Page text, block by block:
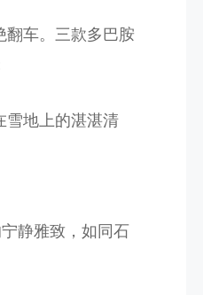
翻车。三款多巴胺
雪地上的湛湛清
静雅致，如同石